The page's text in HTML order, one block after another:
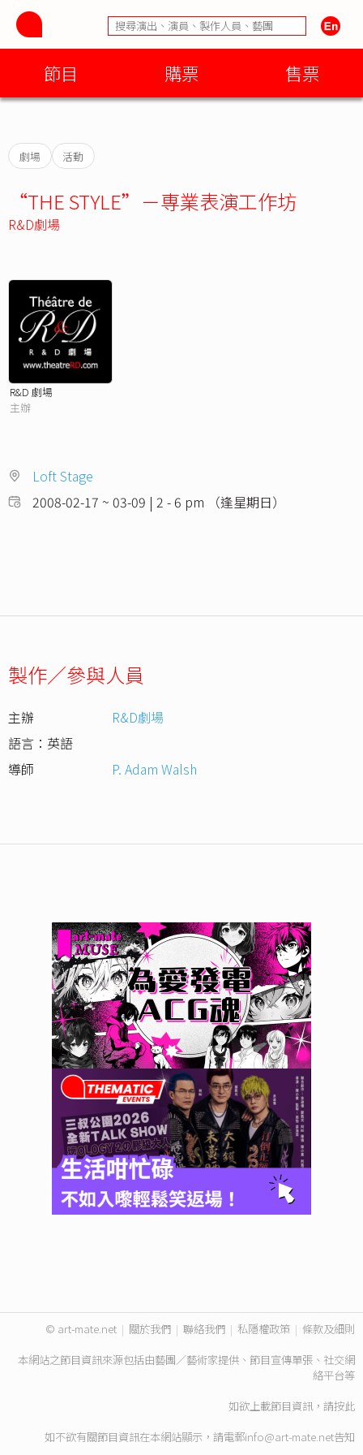
節目 購票 售票
劇場 活動
“THE STYLE”－専業表演工作坊
R&D劇場
R&D 劇場
主辦
Loft Stage
2008-02-17 ~ 03-09 | 2 - 6 pm （逢星期日）
製作／參與人員
主辦
R&D劇場
語言：英語
導師
P. Adam Walsh
© art-mate.net | 關於我們 | 聯絡我們 | 私隱權政策 | 條款及細則
本網站之節目資訊來源包括由藝團／藝術家提供、節目宣傳單張、社交網
絡平台等
如欲上載節目資訊，請按此
如不欲有關節目資訊在本網站顯示，請電郵info@art-mate.net告知